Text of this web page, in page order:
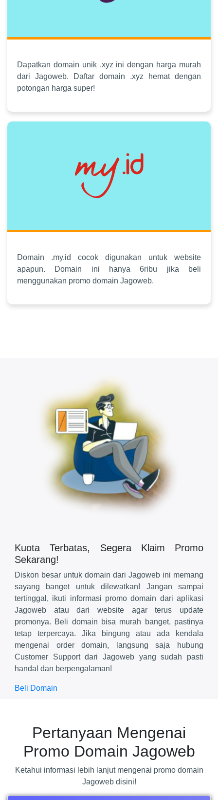
Dapatkan domain unik .xyz ini dengan harga murah
dari Jagoweb. Daftar domain .xyz hemat dengan
potongan harga super!
Domain .my.id cocok digunakan untuk website
apapun. Domain ini hanya 6ribu jika beli
menggunakan promo domain Jagoweb.
Kuota Terbatas, Segera Klaim Promo
Sekarang!
Diskon besar untuk domain dari Jagoweb ini memang
sayang banget untuk dilewatkan! Jangan sampai
tertinggal, ikuti informasi promo domain dari aplikasi
Jagoweb atau dari website agar terus update
promonya. Beli domain bisa murah banget, pastinya
tetap terpercaya. Jika bingung atau ada kendala
mengenai order domain, langsung saja hubung
Customer Support dari Jagoweb yang sudah pasti
handal dan berpengalaman!
Beli Domain
Pertanyaan Mengenai
Promo Domain Jagoweb
Ketahui informasi lebih lanjut mengenai promo domain
Jagoweb disini!